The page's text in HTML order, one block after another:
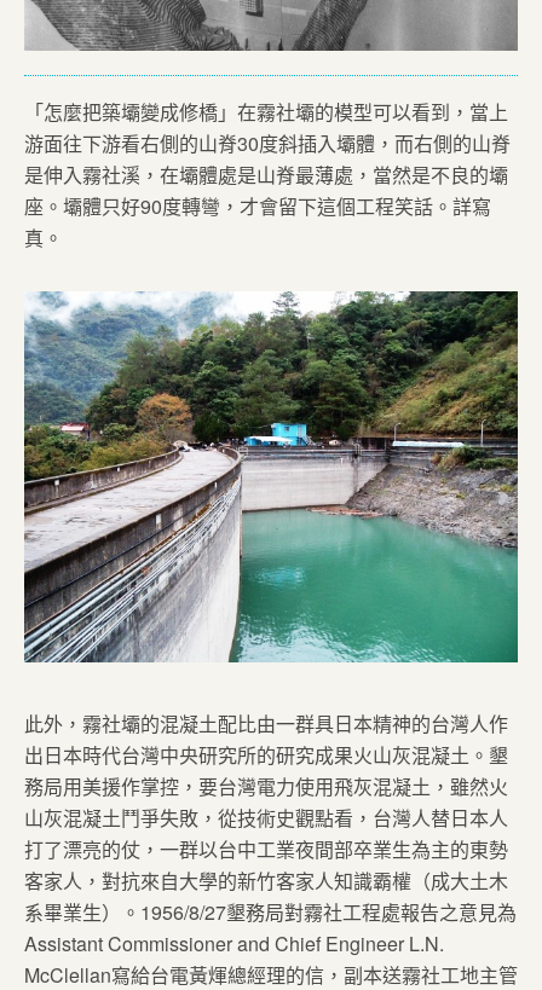
「怎麼把築壩變成修橋」在霧社壩的模型可以看到，當上
游面往下游看右側的山脊30度斜插入壩體，而右側的山脊
是伸入霧社溪，在壩體處是山脊最薄處，當然是不良的壩
座。壩體只好90度轉彎，才會留下這個工程笑話。詳寫
真。
此外，霧社壩的混凝土配比由一群具日本精神的台灣人作
出日本時代台灣中央研究所的研究成果火山灰混凝土。墾
務局用美援作掌控，要台灣電力使用飛灰混凝土，雖然火
山灰混凝土鬥爭失敗，從技術史觀點看，台灣人替日本人
打了漂亮的仗，一群以台中工業夜間部卒業生為主的東勢
客家人，對抗來自大學的新竹客家人知識霸權（成大土木
系畢業生）。1956/8/27墾務局對霧社工程處報告之意見為
Assistant Commissioner and Chief Engineer L.N.
McClellan寫給台電黃煇總經理的信，副本送霧社工地主管